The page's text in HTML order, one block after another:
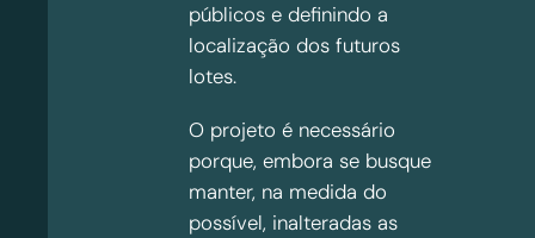
públicos e definindo a
localização dos futuros
lotes.
O projeto é necessário
porque, embora se busque
manter, na medida do
possível, inalteradas as